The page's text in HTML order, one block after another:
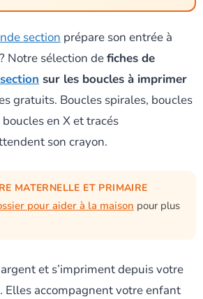
section prépare son entrée à
Notre sélection defiches de
sur les boucles à imprimer
gratuits. Boucles spirales, boucles
en X et tracés
son crayon.
MATERNELLE ET PRIMAIRE
pour aider à la maison pour plus
et s’impriment depuis votre
Elles accompagnent votre enfant